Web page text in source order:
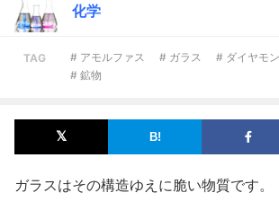
化学
TAG # アモルファス # ガラス # ダイヤモ
# 鉱物
ガラスはその構造ゆえに脆い物質です。